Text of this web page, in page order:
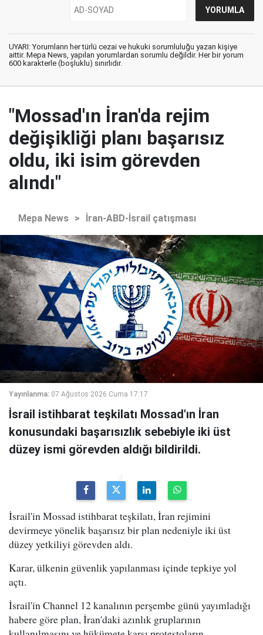
UYARI: Yorumların her türlü cezai ve hukuki sorumluluğu yazan kişiye
aittir. Mepa News, yapılan yorumlardan sorumlu değildir. Her bir yorum
600 karakterle (boşluklu) sınırlıdır.
"Mossad'ın İran'da rejim
değişikliği planı başarısız
oldu, iki isim görevden
alındı"
Mepa News > İran-ABD-İsrail çatışması
Yayınlanma: 07 Ağustos 2026 Cuma 17:17
İsrail istihbarat teşkilatı Mossad'ın İran
konusundaki başarısızlık sebebiyle iki üst
düzey ismi görevden aldığı bildirildi.
İsrail'in Mossad istihbarat teşkilatı, İran rejimini
devirmeye yönelik başarısız bir plan nedeniyle iki üst
düzey yetkiliyi görevden aldı.
Karar, ülkenin güvenlik yapılanması içinde tepkiye yol
açtı.
İsrail'in Channel 12 kanalının perşembe günü yayımladığı
habere göre plan, İran'daki azınlık gruplarının